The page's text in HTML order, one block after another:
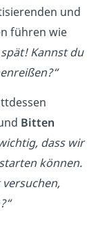
und
führen wie
Kannst du
Bitten
dass wir
können.